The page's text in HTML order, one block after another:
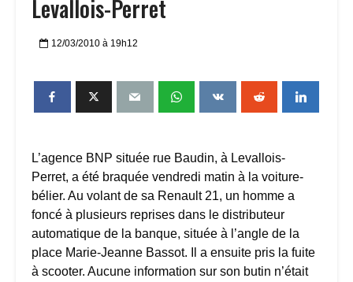
Levallois-Perret
12/03/2010 à 19h12
L’agence BNP située rue Baudin, à Levallois-
Perret, a été braquée vendredi matin à la voiture-
bélier. Au volant de sa Renault 21, un homme a
foncé à plusieurs reprises dans le distributeur
automatique de la banque, située à l’angle de la
place Marie-Jeanne Bassot. Il a ensuite pris la fuite
à scooter. Aucune information sur son butin n’était